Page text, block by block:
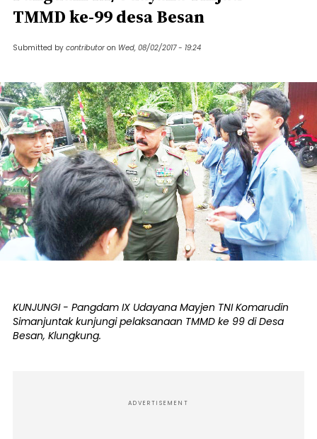
TMMD ke-99 desa Besan
Submitted by contributor on Wed, 08/02/2017 - 19:24
KUNJUNGI - Pangdam IX Udayana Mayjen TNI Komarudin
Simanjuntak kunjungi pelaksanaan TMMD ke 99 di Desa
Besan, Klungkung.
ADVERTISEMENT